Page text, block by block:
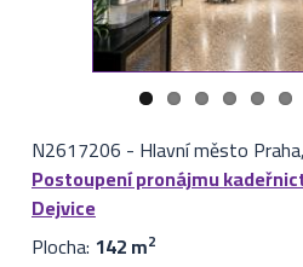
N2617206 - Hlavní město
Postoupení pronájmu
Dejvice
Plocha: 142 m2